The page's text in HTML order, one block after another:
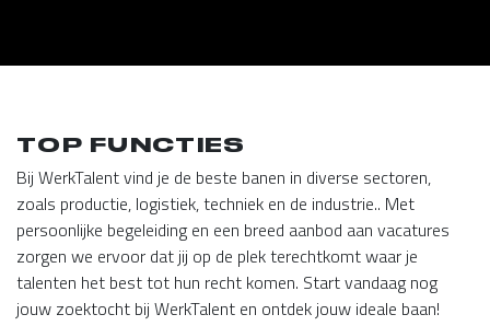
TOP FUNCTIES
Bij WerkTalent vind je de beste banen in diverse sectoren,
zoals productie, logistiek, techniek en de industrie.. Met
persoonlijke begeleiding en een breed aanbod aan vacatures
zorgen we ervoor dat jij op de plek terechtkomt waar je
talenten het best tot hun recht komen. Start vandaag nog
jouw zoektocht bij WerkTalent en ontdek jouw ideale baan!